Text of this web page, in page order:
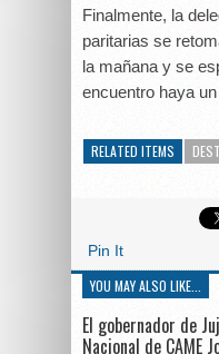
Finalmente, la
paritarias se
la mañana y se
encuentro haya
RELATED ITEMS
Pin It
YOU MAY ALSO LIKE...
El gobernador de
Nacional de CAME